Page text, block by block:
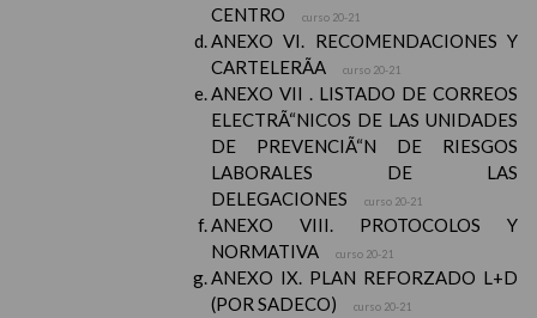
CENTRO
curso 20-21
ANEXO VI. RECOMENDACIONES Y
CARTELERÃA
curso 20-21
ANEXO VII . LISTADO DE CORREOS
ELECTRÃ“NICOS DE LAS UNIDADES
DE PREVENCIÃ“N DE RIESGOS
LABORALES DE LAS
DELEGACIONES
curso 20-21
ANEXO VIII. PROTOCOLOS Y
NORMATIVA
curso 20-21
ANEXO IX. PLAN REFORZADO L+D
(POR SADECO)
curso 20-21